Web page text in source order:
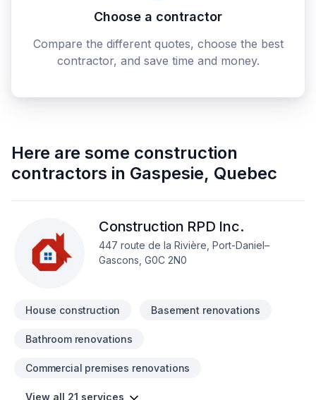
Choose a contractor
Compare the different quotes, choose the best
contractor, and save time and money.
Here are some construction
contractors in Gaspesie, Quebec
Construction RPD Inc.
447 route de la Rivière, Port-Daniel–
Gascons, G0C 2N0
House construction Basement renovations
Bathroom renovations
Commercial premises renovations
View all 21 services